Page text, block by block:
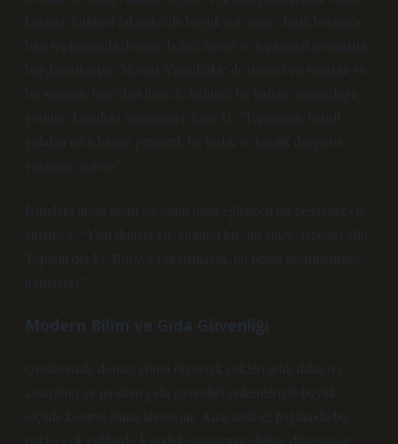
kalmaz; kültürel faktörler de büyük rol oynar. Tarih boyunca
bazı toplumlarda domuz, belirli dinsel ve toplumsal normlarla
bağdaştırılmıştır. Mesela Yahudilikte de domuz eti yasaktır ve
bu yasağın, hem dini hem de kültürel bir hafıza oluşturduğu
görülür. İçimdeki araştırmacı diyor ki: “Toplumlar, belirli
gıdaları tabu haline getirerek bir birlik ve kimlik duygusu
yaratmış olabilir.”
İçimdeki insan tarafı ise bunu daha eğlenceli bir benzetmeyle
anlatıyor: “Yani domuz eti, kültürel bir ‘no entry’ tabelası gibi.
Toplum der ki ‘Buraya yaklaşmayın, bu bizim normlarımıza
uymuyor!’”
Modern Bilim ve Gıda Güvenliği
Günümüzde domuz etinin biyolojik riskleri artık daha iyi
anlaşılmış ve modern gıda güvenliği önlemleriyle büyük
ölçüde kontrol altına alınmıştır. Ama tarihsel bağlamda bu
riskler çok ciddiydi. İçimdeki araştırmacı böyle düşünüyor: